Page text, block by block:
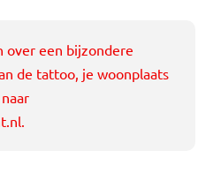
over een bijzondere
de tattoo, je woonplaats
.